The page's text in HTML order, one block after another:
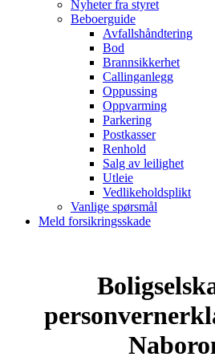
Nyheter fra styret
Beboerguide
Avfallshåndtering
Bod
Brannsikkerhet
Callinganlegg
Oppussing
Oppvarming
Parkering
Postkasser
Renhold
Salg av leilighet
Utleie
Vedlikeholdsplikt
Vanlige spørsmål
Meld forsikringsskade